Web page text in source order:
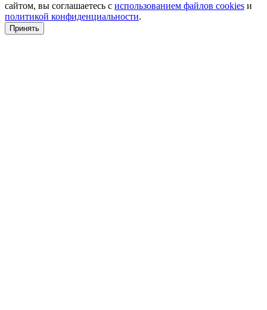
сайтом, вы соглашаетесь с использованием файлов cookies и
политикой конфиденциальности.
Принять